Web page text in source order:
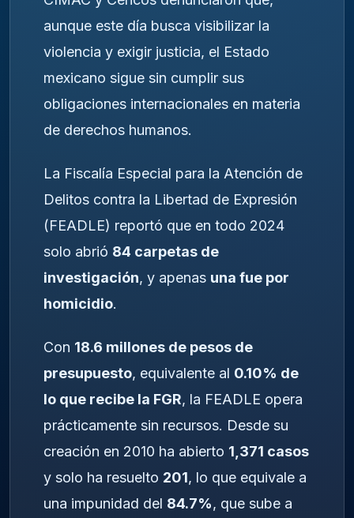
aunque este día busca visibilizar la
violencia y exigir justicia, el Estado
mexicano sigue sin cumplir sus
obligaciones internacionales en materia
de derechos humanos.
La Fiscalía Especial para la Atención de
Delitos contra la Libertad de Expresión
(FEADLE) reportó que en todo 2024
solo abrió 84 carpetas de
investigación, y apenas una fue por
homicidio.
Con 18.6 millones de pesos de
presupuesto, equivalente al 0.10% de
lo que recibe la FGR, la FEADLE opera
prácticamente sin recursos. Desde su
creación en 2010 ha abierto 1,371 casos
y solo ha resuelto 201, lo que equivale a
una impunidad del 84.7%, que sube a